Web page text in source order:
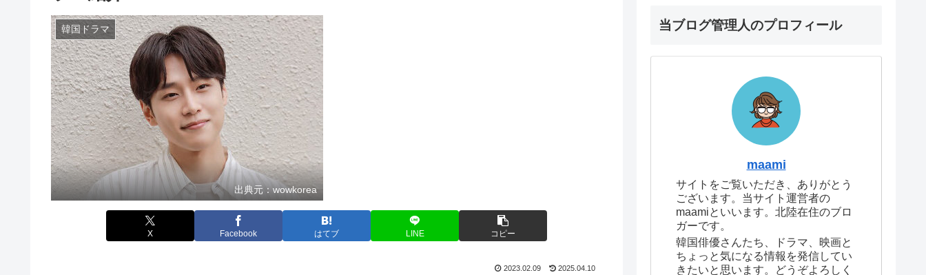
韓国ドラマ
出典元：wowkorea
X Facebook はてブ LINE コピー
2023.02.09 2025.04.10
当ブログ管理人のプロフィール
maami
サイトをご覧いただき、ありがとう
ございます。当サイト運営者の
maamiといいます。北陸在住のブロ
ガーです。
韓国俳優さんたち、ドラマ、映画と
ちょっと気になる情報を発信してい
きたいと思います。どうぞよろしく